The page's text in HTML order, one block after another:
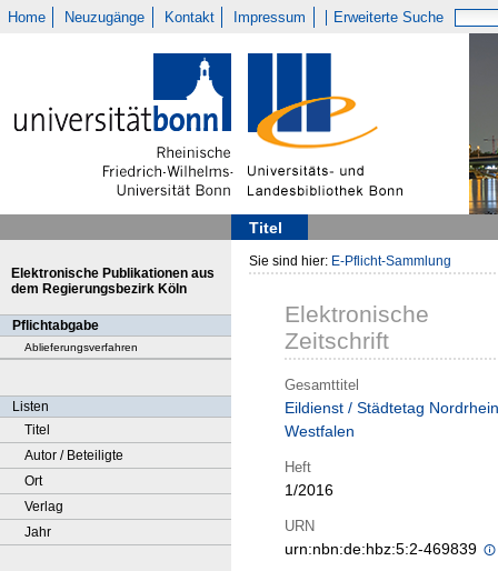
Home Neuzugänge Kontakt Impressum Erweiterte Suche
Titel
Elektronische Publikationen aus
dem Regierungsbezirk Köln
Pflichtabgabe
Ablieferungsverfahren
Listen
Titel
Autor / Beteiligte
Ort
Verlag
Jahr
Sie sind hier: E-Pflicht-Sammlung
Elektronische
Zeitschrift
Gesamttitel
Eildienst / Städtetag
Westfalen
Heft
1/2016
URN
urn:nbn:de:hbz:5:2-469839